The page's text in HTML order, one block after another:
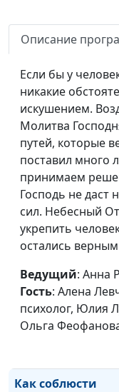
Описание
Если бы у
никакие
искушением.
Молитва
путей, которые
поставил много
принимаем
Господь не
сил. Небесный
укрепить
остались
Ведущий: Анна
Гость: Алена
психолог, Юлия
Ольга
Женская
самооценка и
признание своих
Тайм-менеджмент
для детей
Как соблюсти